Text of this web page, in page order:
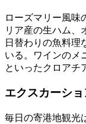
ローズマリー風味
リア産の生ハム、
日替わりの魚料理
いる。ワインのメ
といったクロアチ
エクスカーシ
毎日の寄港地観光